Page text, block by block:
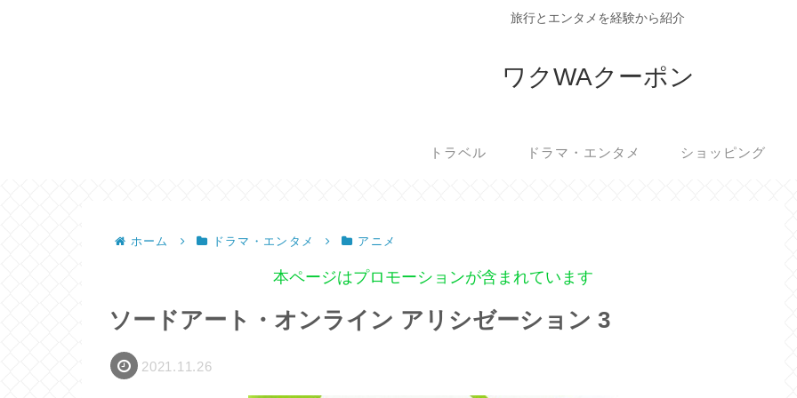
旅行とエンタメを経験から紹介
ワクWAクーポン
トラベル ドラマ・エンタメ ショッピング
ホーム ドラマ・エンタメ アニメ
本ページはプロモーションが含まれています
ソードアート・オンライン アリシゼーション 3
2021.11.26